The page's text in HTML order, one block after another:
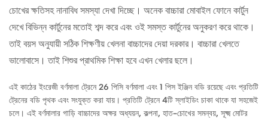
চোখের ক্ষতিসহ নানাবিধ সমস্যা দেখা দিচ্ছে। অনেক বাচ্চারা মোবাইল ফোনে কার্টুন
দেখে বিভিন্ন কার্টুনের মতোই শব্দ করে এবং ওই সমস্ত কার্টুনের অনুকরণ করে থাকে।
তাই বয়স অনুযায়ী সঠিক শিক্ষণীয় খেলনা বাচ্চাদের দেয়া দরকার। বাচ্চারা খেলতে
ভালোবাসে। তাই শিশুর প্রাথমিক শিক্ষা হবে এখন খেলার ছলে।
এই কাঠের ইংরেজী বর্ণমালা ট্রেনে 26 পিসি বর্ণমালা এবং 1 পিস ইঞ্জিন বডি রয়েছে এবং প্রতিটি
ট্রেনের বডি পৃথক এবং সংযুক্ত করা যায়। প্রতিটি ট্রেনে 4টি স্লাইডিং চাকা থাকে যা সহজেই
চলে। এই বর্ণমালার গাড়ি বাচ্চাদের অক্ষর অধ্যয়ন, কল্পনা, হাত-চোখের সমন্বয়, সূক্ষ্ম মোটর